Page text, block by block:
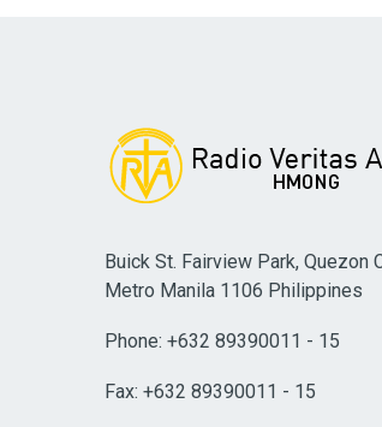
Buick St. Fairview Park, Quezon
Metro Manila 1106 Philippines
Phone: +632 89390011 - 15
Fax: +632 89390011 - 15